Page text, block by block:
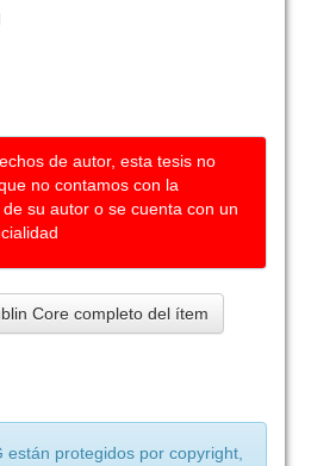
de autor, esta tesis no
no contamos con la
su autor o se cuenta con un
Core completo del ítem
están protegidos por copyright,